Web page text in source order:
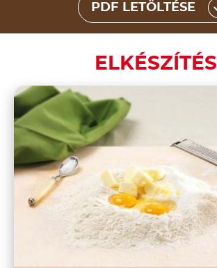
PDF LETÖLTÉSE
ELKÉSZÍTÉS